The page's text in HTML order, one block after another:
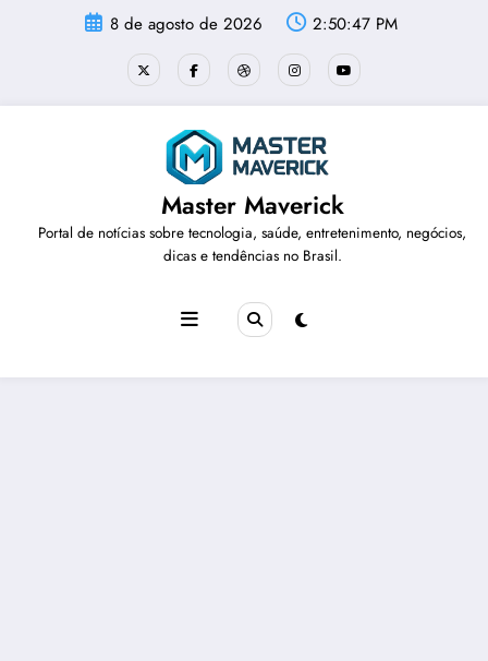
8 de agosto de 2026 2:50:48 PM
Master Maverick
Portal de notícias sobre tecnologia, saúde, entretenimento, negócios,
dicas e tendências no Brasil.